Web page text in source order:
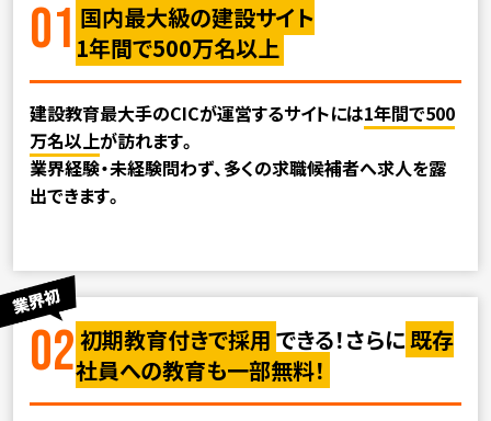
01 国内最大級の建設サイト
1年間で500万名以上
建設教育最大手のCICが運営するサイトには1年間で500
万名以上が訪れます。
業界経験・未経験問わず、多くの求職候補者へ求人を露
出できます。
02 初期教育付きで採用 できる！さらに既存
社員への教育も一部無料！